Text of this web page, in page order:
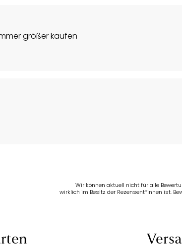
größer kaufen
Wir können aktuell nicht für alle
wirklich im Besitz der Rezensent*innen ist.